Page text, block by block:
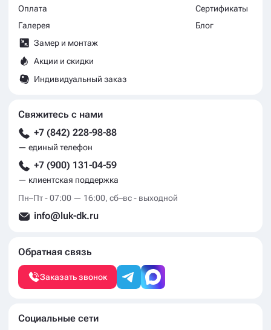
Оплата
Галерея
Замер и монтаж
Акции и скидки
Индивидуальный заказ
Сертификаты
Блог
Свяжитесь с нами
+7 (842) 228-98-88
— единый телефон
+7 (900) 131-04-59
— клиентская поддержка
Пн–Пт - 07:00 — 16:00, сб–вс - выходной
info@luk-dk.ru
Обратная связь
Заказать звонок
Социальные сети